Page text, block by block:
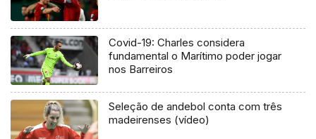
Covid-19: Charles considera
fundamental o Marítimo poder jogar
nos Barreiros
Seleção de andebol conta com três
madeirenses (vídeo)